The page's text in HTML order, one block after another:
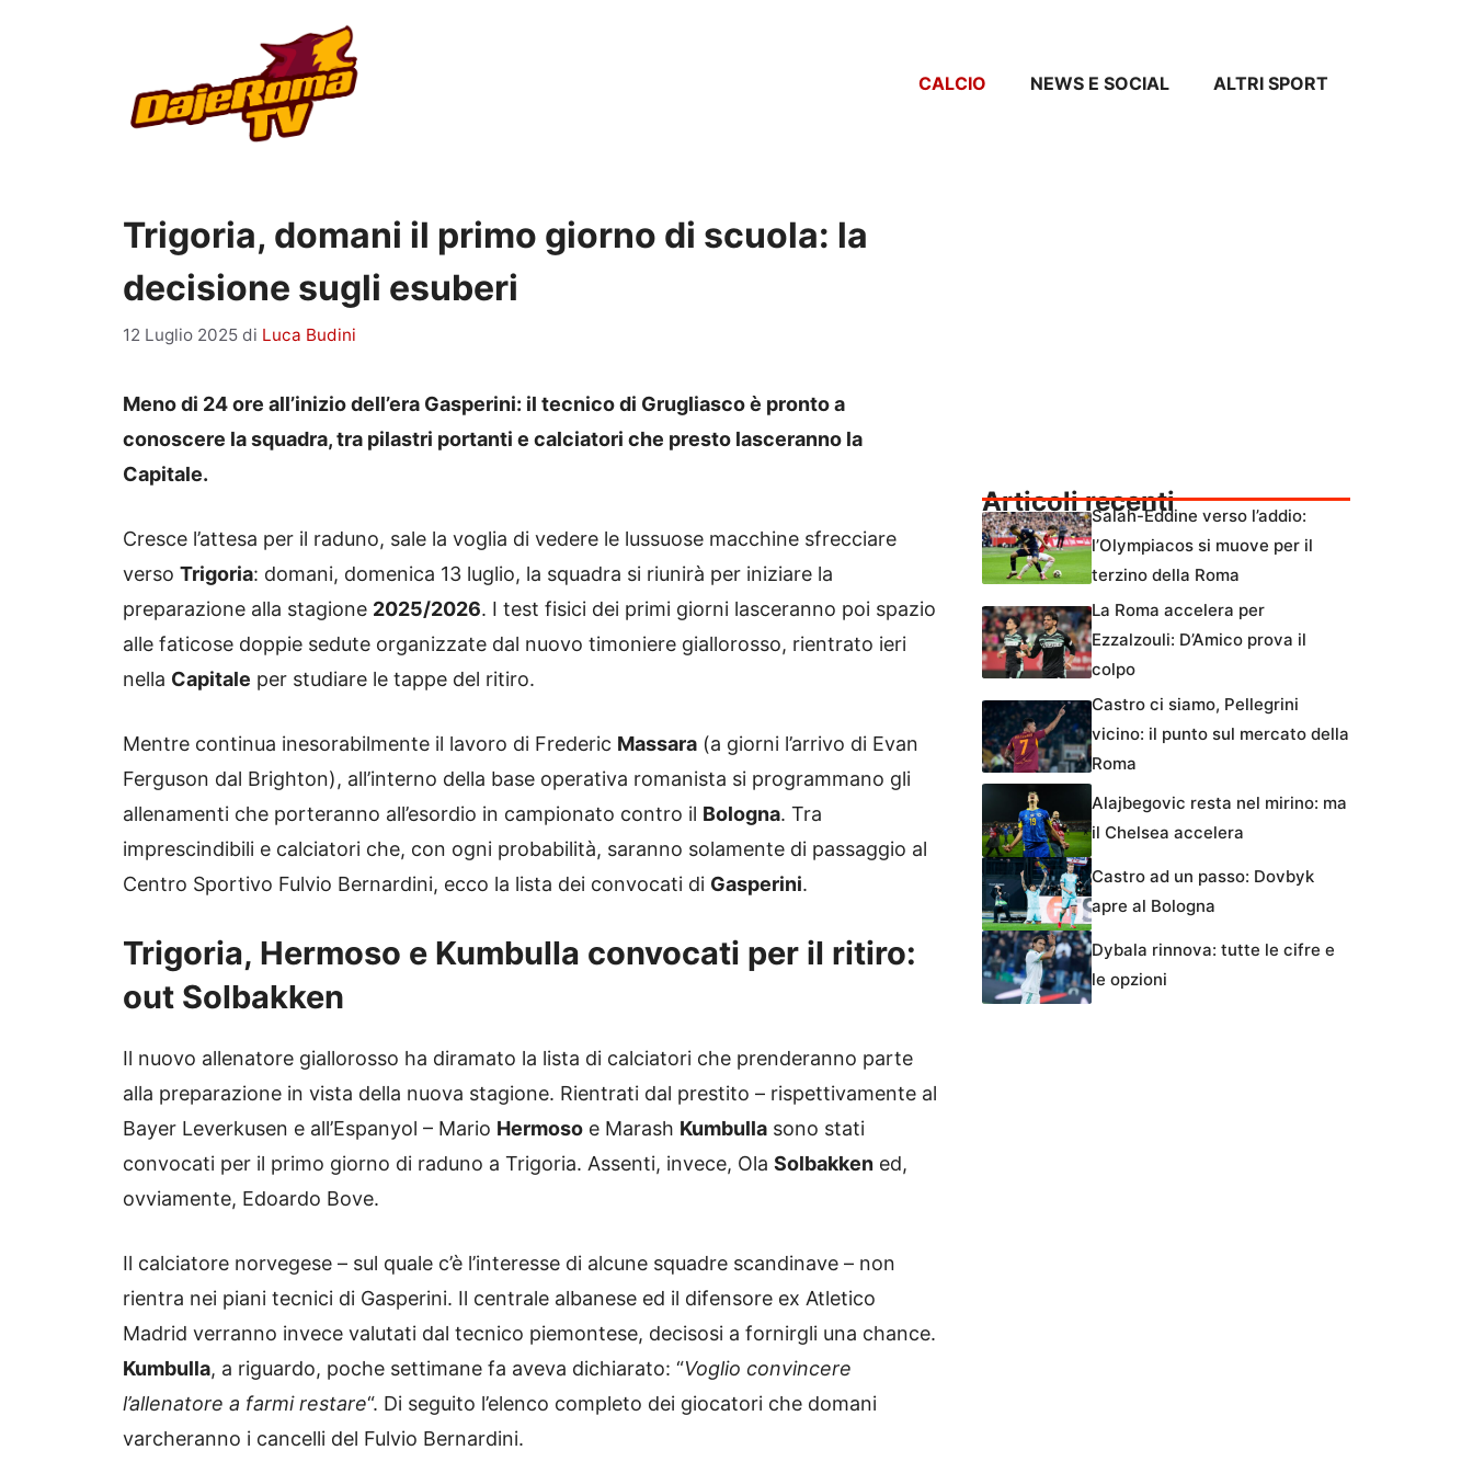
CALCIO NEWS E SOCIAL ALTRI SPORT
Trigoria, domani il primo giorno di scuola: la
decisione sugli esuberi
12 Luglio 2025 di Luca Budini
Meno di 24 ore all’inizio dell’era Gasperini: il tecnico di Grugliasco è pronto a
conoscere la squadra, tra pilastri portanti e calciatori che presto lasceranno la
Capitale.
Cresce l’attesa per il raduno, sale la voglia di vedere le lussuose macchine sfrecciare
verso Trigoria: domani, domenica 13 luglio, la squadra si riunirà per iniziare la
preparazione alla stagione 2025/2026. I test fisici dei primi giorni lasceranno poi spazio
alle faticose doppie sedute organizzate dal nuovo timoniere giallorosso, rientrato ieri
nella Capitale per studiare le tappe del ritiro.
Mentre continua inesorabilmente il lavoro di Frederic Massara (a giorni l’arrivo di Evan
Ferguson dal Brighton), all’interno della base operativa romanista si programmano gli
allenamenti che porteranno all’esordio in campionato contro il Bologna. Tra
imprescindibili e calciatori che, con ogni probabilità, saranno solamente di passaggio al
Centro Sportivo Fulvio Bernardini, ecco la lista dei convocati di Gasperini.
Trigoria, Hermoso e Kumbulla convocati per il ritiro:
out Solbakken
Il nuovo allenatore giallorosso ha diramato la lista di calciatori che prenderanno parte
alla preparazione in vista della nuova stagione. Rientrati dal prestito – rispettivamente al
Bayer Leverkusen e all’Espanyol – Mario Hermoso e Marash Kumbulla sono stati
convocati per il primo giorno di raduno a Trigoria. Assenti, invece, Ola Solbakken ed,
ovviamente, Edoardo Bove.
Il calciatore norvegese – sul quale c’è l’interesse di alcune squadre scandinave – non
rientra nei piani tecnici di Gasperini. Il centrale albanese ed il difensore ex Atletico
Madrid verranno invece valutati dal tecnico piemontese, decisosi a fornirgli una chance.
Kumbulla, a riguardo, poche settimane fa aveva dichiarato: “Voglio convincere
l’allenatore a farmi restare“. Di seguito l’elenco completo dei giocatori che domani
varcheranno i cancelli del Fulvio Bernardini.
Articoli recentiSalah-Eddine verso l’addio:
l’Olympiacos si muove per il
terzino della Roma
La Roma accelera per
Ezzalzouli: D’Amico prova il
colpo
Castro ci siamo, Pellegrini
vicino: il punto sul mercato della
Roma
Alajbegovic resta nel mirino: ma
il Chelsea accelera
Castro ad un passo: Dovbyk
apre al Bologna
Dybala rinnova: tutte le cifre e
le opzioni